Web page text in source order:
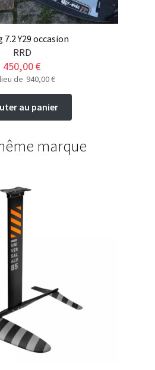
7.2 Y29 occasion
RRD
450,00€
de 940,00€
au panier
marque